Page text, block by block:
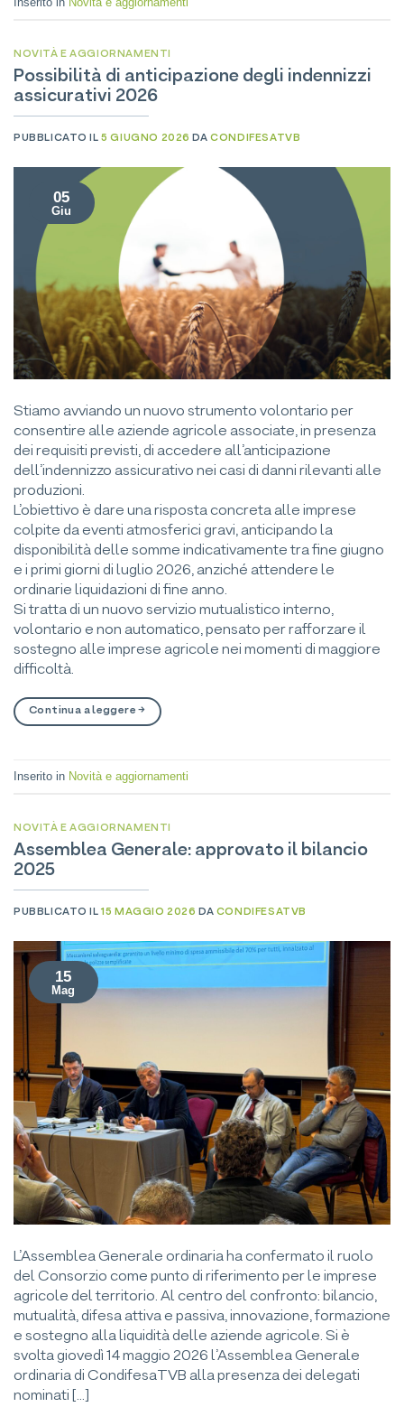
NOVITÀ E AGGIORNAMENTI
Possibilità di anticipazione degli indennizzi
assicurativi 2026
PUBBLICATO IL5 GIUGNO 2026 DACONDIFESATVB
05
Giu
Stiamo avviando un nuovo strumento volontario per
consentire alle aziende agricole associate, in presenza
dei requisiti previsti, di accedere all’anticipazione
dell’indennizzo assicurativo nei casi di danni rilevanti alle
produzioni.
L’obiettivo è dare una risposta concreta alle imprese
colpite da eventi atmosferici gravi, anticipando la
disponibilità delle somme indicativamente tra fine giugno
e i primi giorni di luglio 2026, anziché attendere le
ordinarie liquidazioni di fine anno.
Si tratta di un nuovo servizio mutualistico interno,
volontario e non automatico, pensato per rafforzare il
sostegno alle imprese agricole nei momenti di maggiore
difficoltà.
Continua a leggere→
Inserito in Novità e aggiornamenti
NOVITÀ E AGGIORNAMENTI
​Assemblea Generale: approvato il bilancio
2025
PUBBLICATO IL15 MAGGIO 2026 DACONDIFESATVB
15
Mag
L’Assemblea Generale ordinaria ha confermato il ruolo
del Consorzio come punto di riferimento per le imprese
agricole del territorio. Al centro del confronto: bilancio,
mutualità, difesa attiva e passiva, innovazione, formazione
e sostegno alla liquidità delle aziende agricole. Si è
svolta giovedì 14 maggio 2026 l’Assemblea Generale
ordinaria di CondifesaTVB alla presenza dei delegati
nominati […]